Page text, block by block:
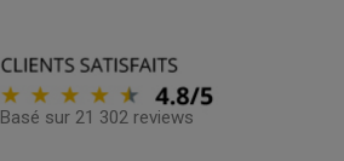
Basé sur 21 302 reviews